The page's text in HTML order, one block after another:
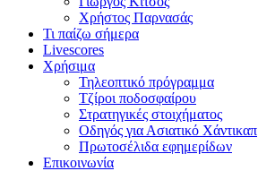
Χρήστος Παρνασάς
Τι παίζω σήμερα
Livescores
Χρήσιμα
Τηλεοπτικό πρόγραμμα
Τζίροι ποδοσφαίρου
Στρατηγικές στοιχήματος
Οδηγός για Ασιατικό Χάντικαπ
Πρωτοσέλιδα εφημερίδων
Επικοινωνία